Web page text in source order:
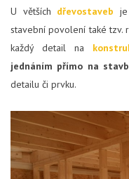
U větších dřevostaveb
stavební povolení také tzv.
každý detail na
jednáním přímo na
detailu či prvku.